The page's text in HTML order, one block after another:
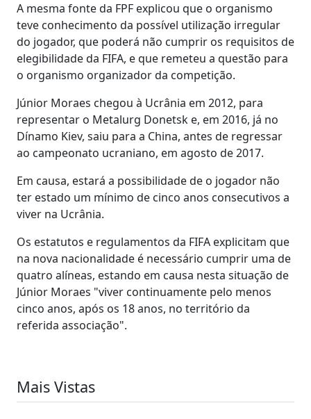
A mesma fonte da FPF explicou que o organismo
teve conhecimento da possível utilização irregular
do jogador, que poderá não cumprir os requisitos de
elegibilidade da FIFA, e que remeteu a questão para
o organismo organizador da competição.
Júnior Moraes chegou à Ucrânia em 2012, para
representar o Metalurg Donetsk e, em 2016, já no
Dínamo Kiev, saiu para a China, antes de regressar
ao campeonato ucraniano, em agosto de 2017.
Em causa, estará a possibilidade de o jogador não
ter estado um mínimo de cinco anos consecutivos a
viver na Ucrânia.
Os estatutos e regulamentos da FIFA explicitam que
na nova nacionalidade é necessário cumprir uma de
quatro alíneas, estando em causa nesta situação de
Júnior Moraes "viver continuamente pelo menos
cinco anos, após os 18 anos, no território da
referida associação".
Mais Vistas